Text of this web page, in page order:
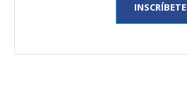
INSCRÍBETE